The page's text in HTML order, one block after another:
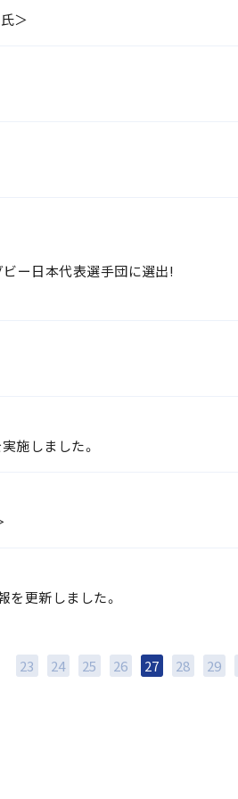
＞
ー日本代表選手団に選出!
施しました。
を更新しました。
23 24 25 26 27 28 29